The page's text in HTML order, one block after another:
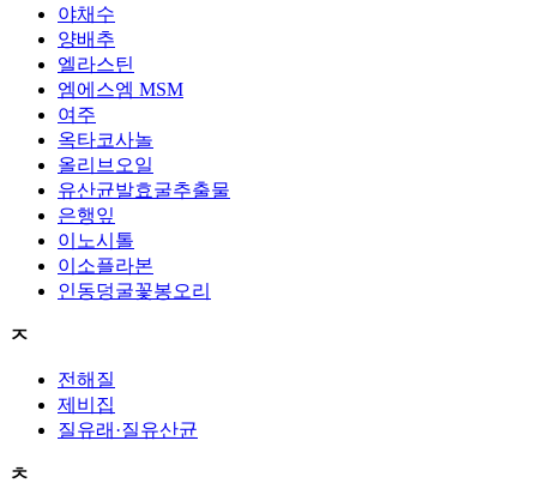
야채수
양배추
엘라스틴
엠에스엠 MSM
여주
옥타코사놀
올리브오일
유산균발효굴추출물
은행잎
이노시톨
이소플라본
인동덩굴꽃봉오리
ㅈ
전해질
제비집
질유래·질유산균
ㅊ